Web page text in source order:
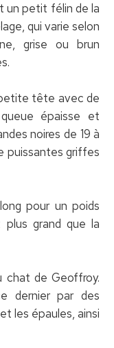
un petit félin de la
qui varie selon
grise ou brun
tête avec de
épaisse et
noires de 19 à
puissantes griffes
pour un poids
grand que la
chat de Geoffroy.
dernier par des
les épaules, ainsi